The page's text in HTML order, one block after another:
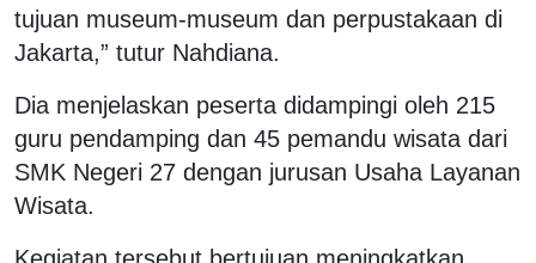
tujuan museum-museum dan perpustakaan di
Jakarta,” tutur Nahdiana.
Dia menjelaskan peserta didampingi oleh 215
guru pendamping dan 45 pemandu wisata dari
SMK Negeri 27 dengan jurusan Usaha Layanan
Wisata.